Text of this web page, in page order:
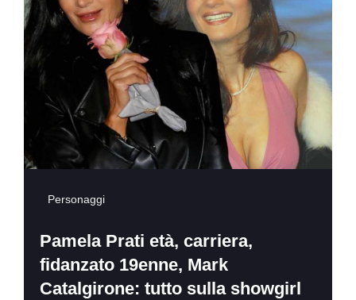
Personaggi
Pamela Prati età, carriera,
fidanzato 19enne, Mark
Catalgirone: tutto sulla showgirl